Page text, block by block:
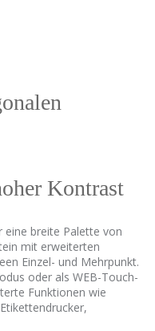
Kontrast
eine breite Palette von
mit erweiterten
Einzel- und Mehrpunkt.
oder als WEB-Touch-
Funktionen wie